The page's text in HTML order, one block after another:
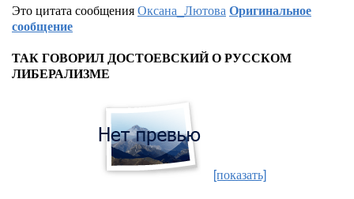
Это цитата сообщенияОксана_ЛютоваОригинальное
сообщение
ТАК ГОВОРИЛ ДОСТОЕВСКИЙ О РУССКОМ
ЛИБЕРАЛИЗМЕ
[показать]